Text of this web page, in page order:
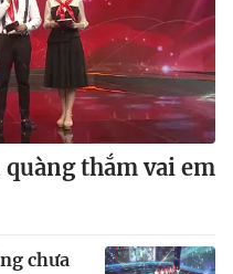
thắm vai em
chưa